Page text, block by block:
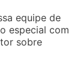
equipe de
especial com
sobre